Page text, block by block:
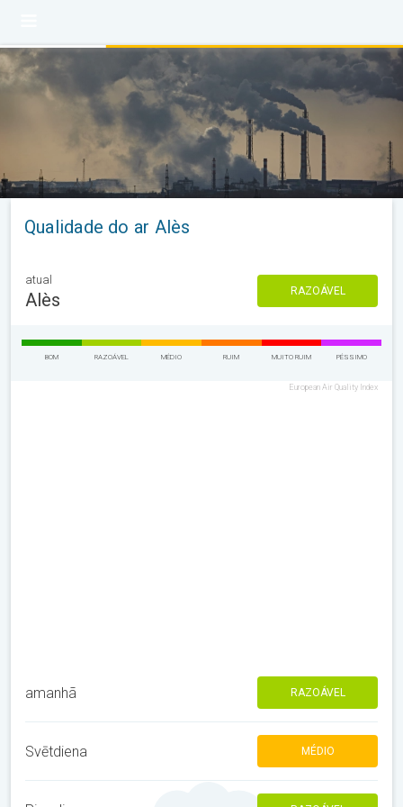
Qualidade do ar Alès
atual
Alès RAZOÁVEL
BOM RAZOÁVEL MÉDIO RUIM MUITO RUIM PÉSSIMO
European Air Quality Index
amanhã RAZOÁVEL
Svētdiena MÉDIO